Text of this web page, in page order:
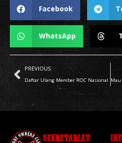
Facebook
WhatsApp
PREVIOUS
Daftar Ulang Member ROC Nasional
SEKRETARIAT